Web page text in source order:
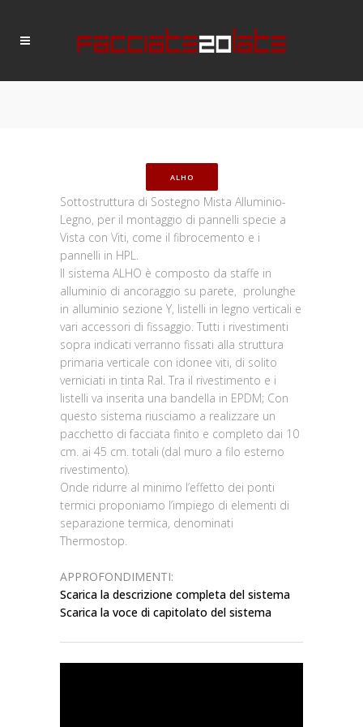
ALHO
Sottostruttura di Sostegno Mista Alluminio-
Legno, per il montaggio di pannelli specie a
Vista con Viti, come il fibrocemento e i
pannelli in HPL.
Il sistema ALHO è composto da staffe in
alluminio di ancoraggio su parete, prolunghe
in alluminio sezione Y, listelli in legno verticali e
vari accessori di fissaggio. Tutti i rivestimenti
sopra indicati verranno fissati alla struttura
primaria verticale con idonee viti, di solito
verniciati in tinta Ral. Tra il rivestimento e i
listelli va inserita una bandella in EPDM; Con
questo sistema riusciamo a realizzare un
pacchetto di facciata finito e completo dai 10
cm. ai 45 cm. totali (dal muro a filo esterno
rivestimento).
Onde ridurre al minimo l’effetto dei ponti
termici proponiamo l’impiego di elementi di
separazione termica, denominati
Thermostop.
APPROFONDIMENTI:
Scarica la descrizione completa del sistema
Scarica la voce di capitolato del sistema